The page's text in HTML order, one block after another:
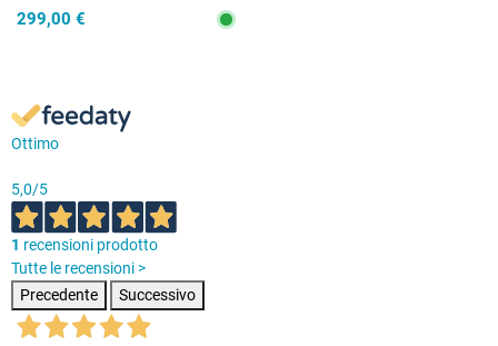
299,00 €
Ottimo
5,0/5
1 recensioni prodotto
Tutte le recensioni >
Precedente
Successivo